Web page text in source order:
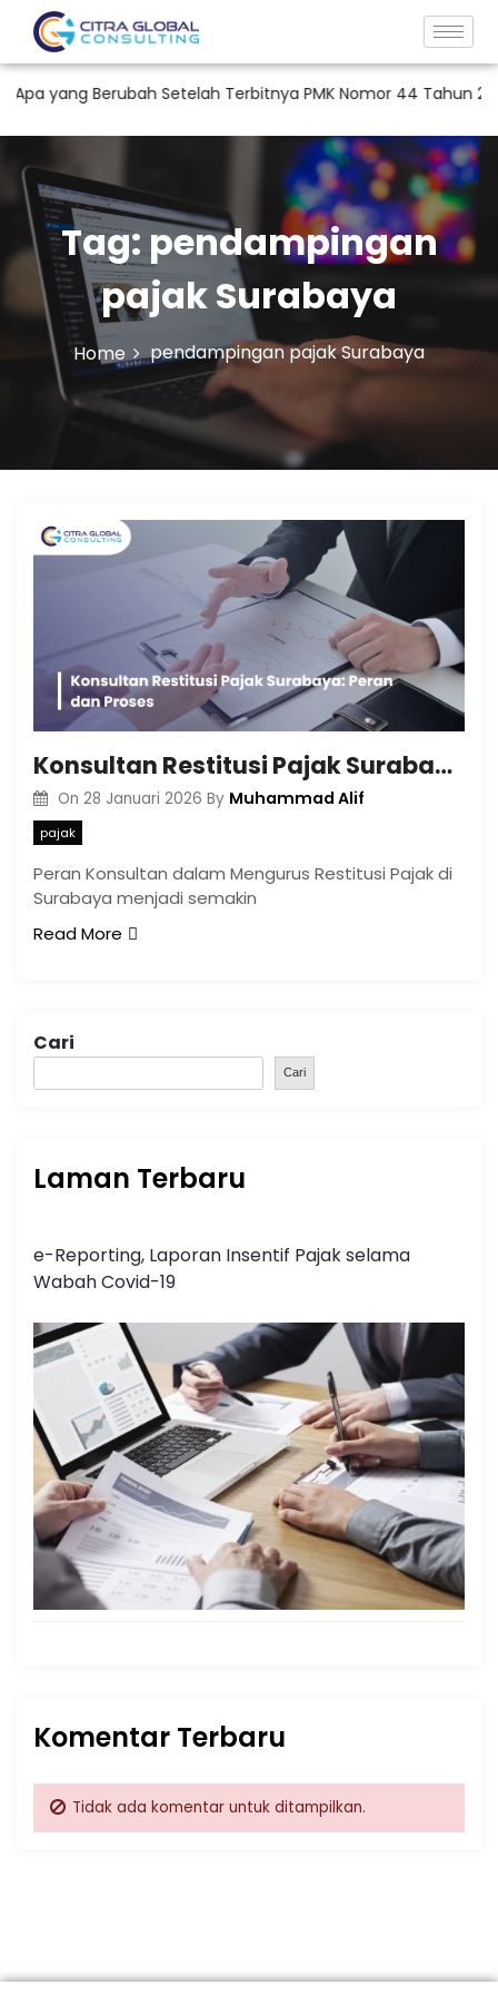
yang Berubah Setelah Terbitnya PMK Nomor 44 Tahun 2026?
Tag:pendampingan
pajak Surabaya
Home pendampingan pajak Surabaya
Konsultan Restitusi Pajak Surabaya: Peran dan Proses
On 28 Januari 2026 By Muhammad Alif
pajak
Peran Konsultan dalam Mengurus Restitusi Pajak di
Surabaya menjadi semakin
Read More
Cari
Cari
Laman Terbaru
e-Reporting, Laporan Insentif Pajak selama
Wabah Covid-19
Komentar Terbaru
Tidak ada komentar untuk ditampilkan.